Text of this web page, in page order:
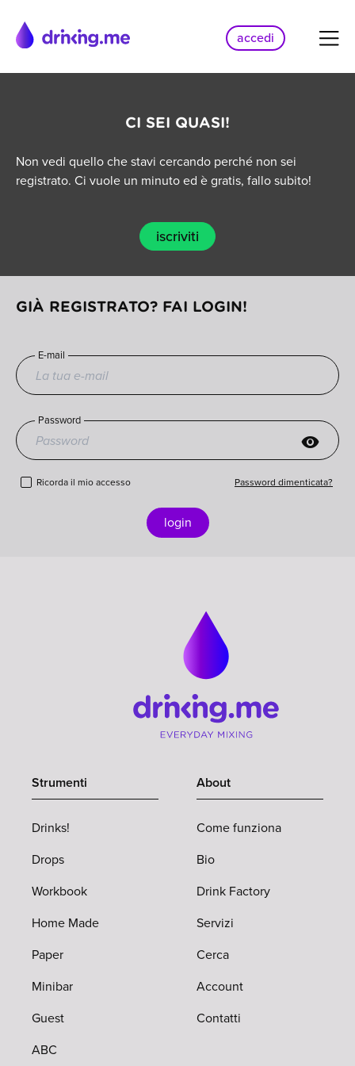
accedi
CI SEI QUASI!
Non vedi quello che stavi cercando perché non sei
registrato. Ci vuole un minuto ed è gratis, fallo subito!
iscriviti
GIÀ REGISTRATO? FAI LOGIN!
E-mail
Password
visibility
Ricorda il mio accesso Password dimenticata?
login
Strumenti
Drinks!
Drops
Workbook
Home Made
Paper
Minibar
Guest
ABC
About
Come funziona
Bio
Drink Factory
Servizi
Cerca
Account
Contatti